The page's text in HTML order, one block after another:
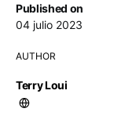
Published on
04 julio 2023
AUTHOR
Terry Loui